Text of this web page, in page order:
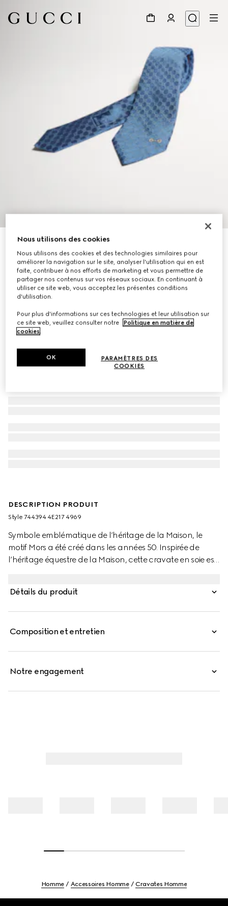
Cravate en jacquard de soie GG
CHF 240
Déclinaisons bleu clair
DESCRIPTION PRODUIT
Style ‎744394 4E217 4969
Symbole emblématique de l’héritage de la Maison, le
motif Mors a été créé dans les années 50. Inspirée de
l’héritage équestre de la Maison, cette cravate en soie est
Détails du produit
Composition et entretien
Notre engagement
Homme Accessoires Homme Cravates Homme
Nous utilisons des cookies
Nous utilisons des cookies et des technologies similaires pour
améliorer la navigation sur le site, analyser l'utilisation qui en est
faite, contribuer à nos efforts de marketing et vous permettre de
partager nos contenus sur vos réseaux sociaux. En continuant à
utiliser ce site web, vous acceptez les présentes conditions
d'utilisation.
Pour plus d'informations sur ces technologies et leur utilisation sur
ce site web, veuillez consulter notre
Politique en matière de
cookies.
PARAMÈTRES DES
COOKIES
OK